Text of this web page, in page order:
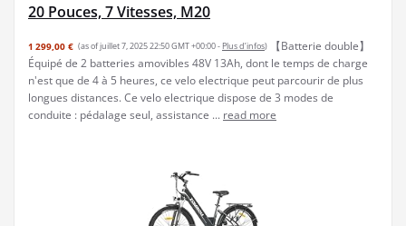
20 Pouces, 7 Vitesses, M20
1 299,00 € (as of juillet 7, 2025 22:50 GMT +00:00 - Plus d’infos)
【Batterie double】
Équipé de 2 batteries amovibles 48V 13Ah, dont le temps de charge
n'est que de 4 à 5 heures, ce velo electrique peut parcourir de plus
longues distances. Ce velo electrique dispose de 3 modes de
conduite : pédalage seul, assistance ... read more